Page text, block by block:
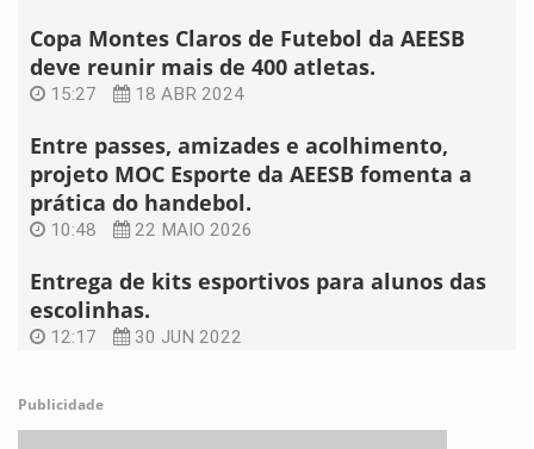
Copa Montes Claros de Futebol da AEESB
deve reunir mais de 400 atletas.
15:27 18 ABR 2024
Entre passes, amizades e acolhimento,
projeto MOC Esporte da AEESB fomenta a
prática do handebol.
10:48 22 MAIO 2026
Entrega de kits esportivos para alunos das
escolinhas.
12:17 30 JUN 2022
Publicidade